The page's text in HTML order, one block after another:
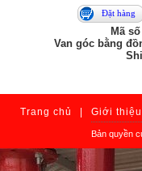
Đặt hàng
Mã
Van góc bằng
Trang chủ Giới thiệu
Bản quyền